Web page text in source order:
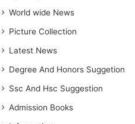
World wide News
Picture Collection
Latest News
Degree And Honors Suggetion
Ssc And Hsc Suggestion
Admission Books